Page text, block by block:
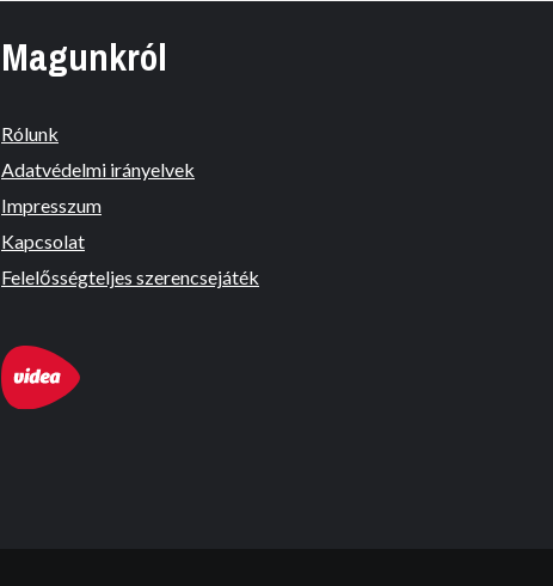
Magunkról
Rólunk
Adatvédelmi irányelvek
Impresszum
Kapcsolat
Felelősségteljes szerencsejáték